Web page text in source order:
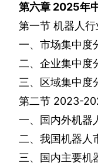
第六章 2025年
第一节 机器人
一、市场集中度
二、企业集中度
三、区域集中度
第二节 2023-
一、国内外机器
二、我国机器人
三、国内主要机